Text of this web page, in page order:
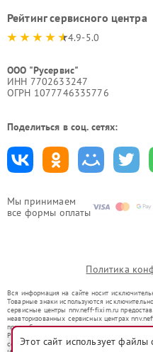
Мы принимаем
все формы оплаты
Рейтинг сервисного центра
4.9-5.0
ООО "Русервис"
ИНН 7702633247
ОГРН 1077746335776
Поделиться в соц. сетях:
Политика
Вся информация на сайте носит
Товарные знаки используются
сервисные центры nnv.neff-fixim.ru
неавторизованных сервисных центрах
правообладателями товарных знаков или их
Ремонт осуществляется для устройств, уже
со статьей 1487 ГК РФ.
Этот сайт использует